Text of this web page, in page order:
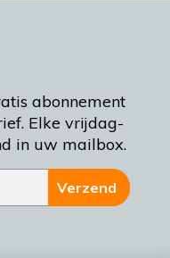
abonnement
Elke vrijdag-
in uw mailbox.
Verzend